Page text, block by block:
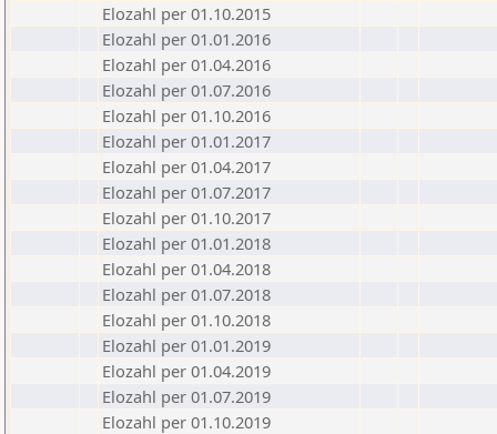
Elozahl per 01.10.2015
Elozahl per 01.01.2016
Elozahl per 01.04.2016
Elozahl per 01.07.2016
Elozahl per 01.10.2016
Elozahl per 01.01.2017
Elozahl per 01.04.2017
Elozahl per 01.07.2017
Elozahl per 01.10.2017
Elozahl per 01.01.2018
Elozahl per 01.04.2018
Elozahl per 01.07.2018
Elozahl per 01.10.2018
Elozahl per 01.01.2019
Elozahl per 01.04.2019
Elozahl per 01.07.2019
Elozahl per 01.10.2019